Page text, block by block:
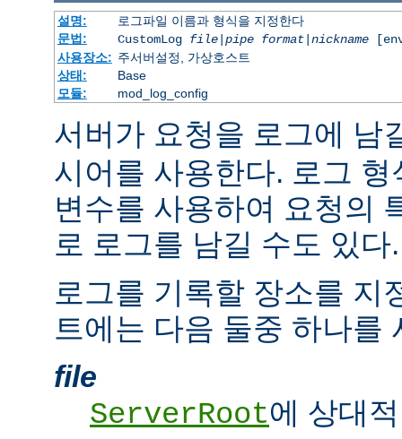
설명:
로그파일 이름과 형식을 지정한다
문법:
CustomLog file| pipe format| nickname
사용장소: 주서버설정, 가상호스트
상태:
Base
모듈:
mod_log_config
서버가 요청을 로그에 남
시어를 사용한다. 로그
변수를 사용하여 요청의
로 로그를 남길 수도 있다.
로그를 기록할 장소를 지
트에는 다음 둘중 하나를
file
ServerRoot에 상대